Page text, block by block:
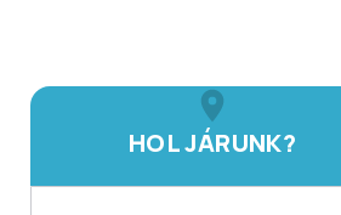
HOL JÁRUNK?